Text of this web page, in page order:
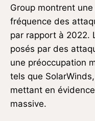
Group montrent
fréquence des
par rapport à 2022.
posés par des
une préoccupation
tels que
mettant en
massive.